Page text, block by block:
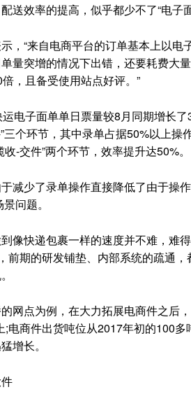
送效率的提高，似乎都少不了“电子
，“来自电商平台的订单基本上以
量突增的情况下出错，还要耗费大
，且备受使用站点好评。”
电子面单单日票量较8月同期增长
三个环节，其中录单占据50%以上
-交件”两个环节，效率提升达50%。
减少了录单操作直接降低了由于操
问题。
像快递包裹一样的速度并不难，难
前期的研发铺垫、内部系统的疏通
网点为例，在大力拓展电商件之后
电商件出货吨位从2017年初的100
增长。